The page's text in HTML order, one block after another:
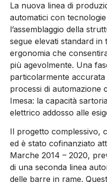
La nuova linea di
automatici con
l’assemblaggio della
segue elevati standard in
ergonomia che
più agevolmente. Una
particolarmente
processi di automazione
Imesa: la capacità
elettrico addosso alle
Il progetto complessivo,
ed è stato cofinanziato
Marche 2014 – 2020,
di una seconda linea
delle barre in rame.